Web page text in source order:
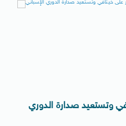
وتستعيد صدارة الدوري